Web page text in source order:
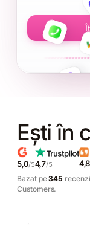
Ești în
5,0/54,7/5 4,8
Bazat pe345
Customers.
"Recomand
cu